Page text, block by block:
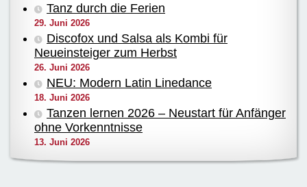
Tanz durch die Ferien
29. Juni 2026
Discofox und Salsa als Kombi für
Neueinsteiger zum Herbst
26. Juni 2026
NEU: Modern Latin Linedance
18. Juni 2026
Tanzen lernen 2026 – Neustart für Anfänger
ohne Vorkenntnisse
13. Juni 2026